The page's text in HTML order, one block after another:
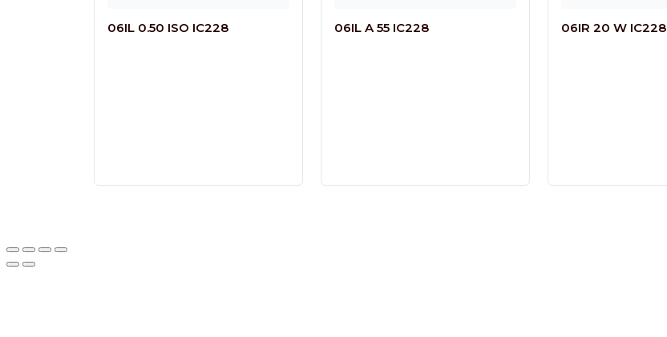
06IL 0.50 ISO IC228 06IL A 55 IC228 06IR 20 W IC228